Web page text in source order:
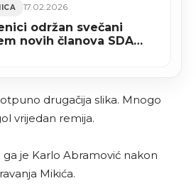
17.02.2026
održan svečani
novih članova SDA
drugačija slika. Mnogo
vrijedan remija.
je Karlo Abramović nakon
Mikića.